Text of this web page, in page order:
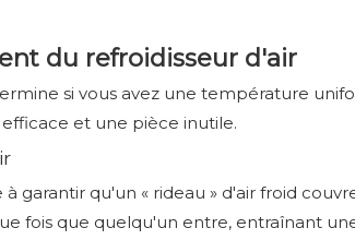
du refroidisseur d'air
si vous avez une température
et une pièce inutile.
à garantir qu'un « rideau » d'air froid
fois que quelqu'un entre, entraînant